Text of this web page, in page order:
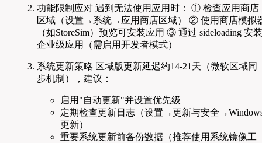
功能限制应对 遇到无法使用应用时： ① 检查应用商店
区域（设置→系统→应用商店区域） ② 使用商店模拟
（如StoreSim）预览可安装应用 ③ 通过 sideloading 安装
企业级应用（需启用开发者模式）
系统更新策略 区域版更新延迟约14-21天（微软区域同
步机制），建议：
启用"自动更新"并设置优先级
定期检查更新日志（设置→更新与安全
更新）
重要系统更新前备份数据（推荐使用系统镜像工